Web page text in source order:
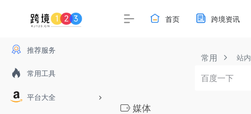
推荐服务
常用工具
平台大全
首页 跨境资讯
常用 站内
媒体